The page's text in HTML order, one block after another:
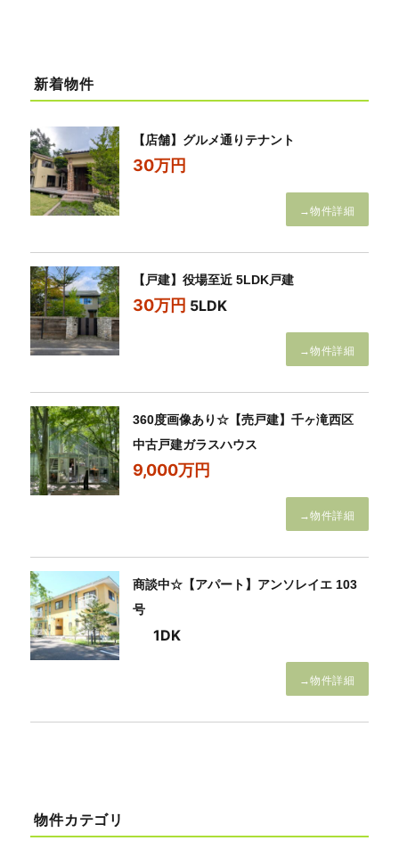
新着物件
【店舗】グルメ通りテナント
30万円
→物件詳細
【戸建】役場至近 5LDK戸建
30万円 5LDK
→物件詳細
360度画像あり☆【売戸建】千ヶ滝西区
中古戸建ガラスハウス
9,000万円
→物件詳細
商談中☆【アパート】アンソレイエ 103
号
1DK
→物件詳細
物件カテゴリ